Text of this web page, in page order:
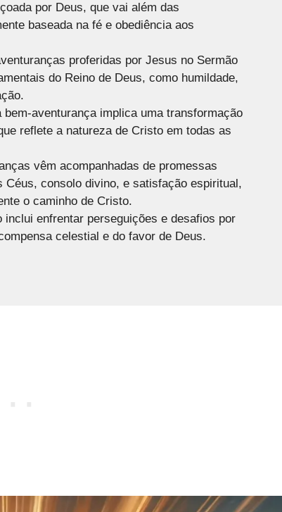
por Deus, que vai além das
baseada na fé e obediência aos
proferidas por Jesus no Sermão
do Reino de Deus, como humildade,
bem-aventurança implica uma transformação
reflete a natureza de Cristo em todas as
vêm acompanhadas de promessas
Céus, consolo divino, e satisfação espiritual,
o caminho de Cristo.
inclui enfrentar perseguições e desafios por
celestial e do favor de Deus.